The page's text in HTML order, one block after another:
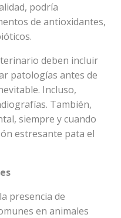
podría
de antioxidantes,
deben incluir
patologías antes de
Incluso,
También,
siempre y cuando
estresante pata el
presencia de
en animales